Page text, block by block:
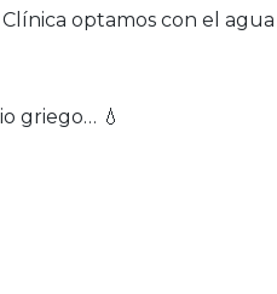
Clínica optamos con el
griego… 💧